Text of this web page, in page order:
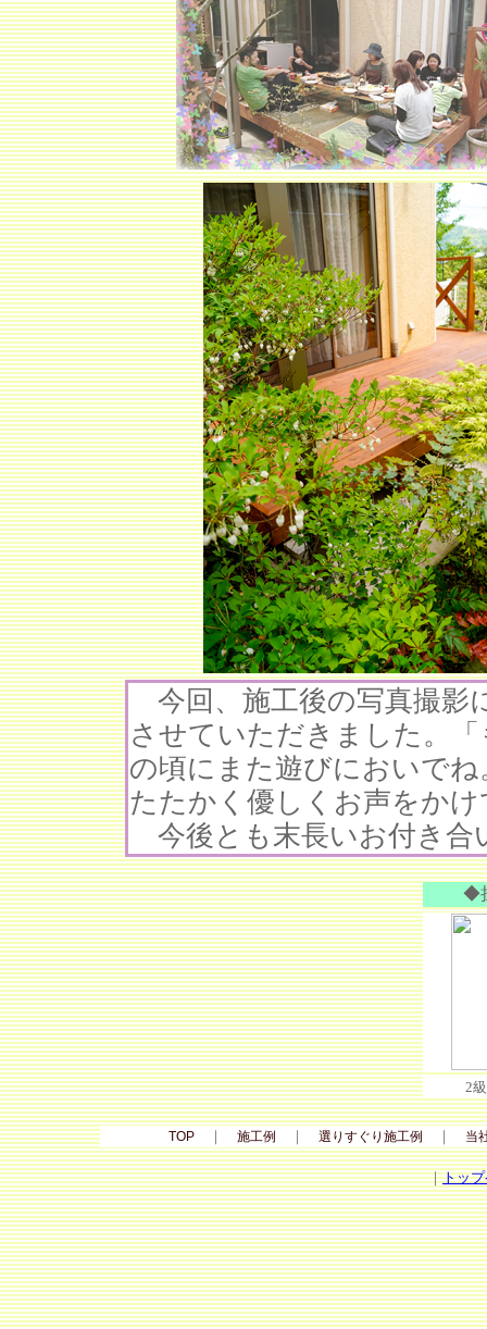
今回、施工後の写真撮影
させていただきました。
の頃にまた遊びにおいで
たたかく優しくお声をか
今後とも末長いお付き合
◆
2
TOP｜ 施工例 ｜ 選りすぐり施工例 ｜ 当
｜トッ